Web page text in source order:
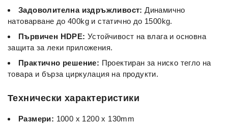
Задоволителна издръжливост: Динамично
натоварване до 400kg и статично до 1500kg.
Първичен HDPE: Устойчивост на влага и основна
защита за леки приложения.
Практично решение: Проектиран за ниско тегло на
товара и бърза циркулация на продукти.
Технически характеристики
Размери: 1000 x 1200 x 130mm